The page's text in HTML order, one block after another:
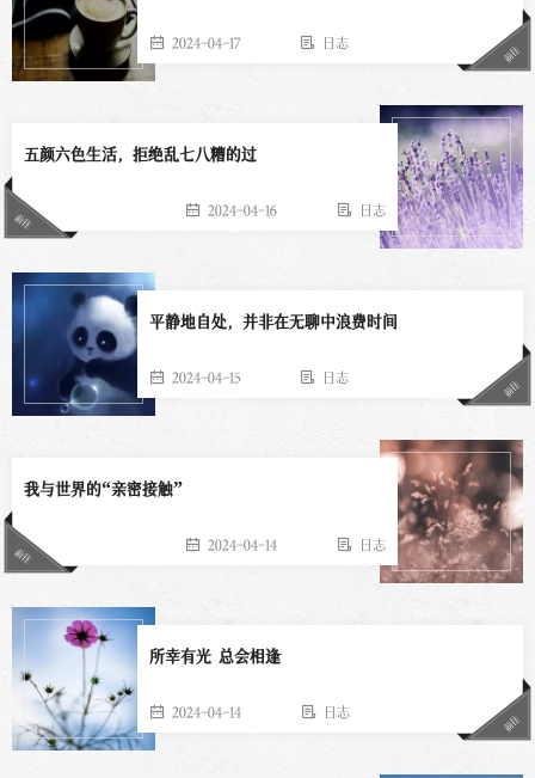
2024-04-17 日志
前往
五颜六色生活，拒绝乱七八糟的过
2024-04-16 日志
前往
平静地自处，并非在无聊中浪费时间
2024-04-15 日志
前往
我与世界的“亲密接触”
2024-04-14 日志
前往
所幸有光 总会相逢
2024-04-14 日志
前往